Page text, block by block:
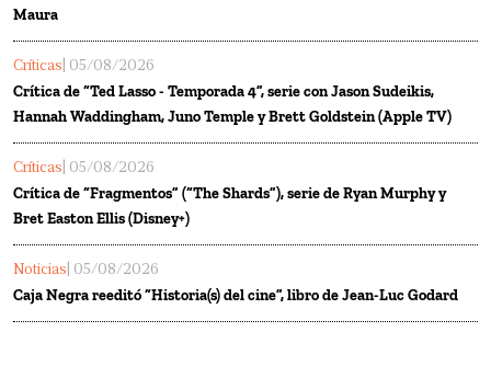
Maura
Críticas | 05/08/2026
Crítica de “Ted Lasso - Temporada 4”, serie con Jason Sudeikis,
Hannah Waddingham, Juno Temple y Brett Goldstein (Apple TV)
Críticas | 05/08/2026
Crítica de “Fragmentos” (“The Shards”), serie de Ryan Murphy y
Bret Easton Ellis (Disney+)
Noticias | 05/08/2026
Caja Negra reeditó “Historia(s) del cine”, libro de Jean-Luc Godard